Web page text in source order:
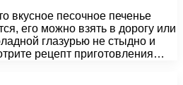
вкусное песочное печенье
его можно взять в дорогу или
глазурью не стыдно и
рецепт приготовления…